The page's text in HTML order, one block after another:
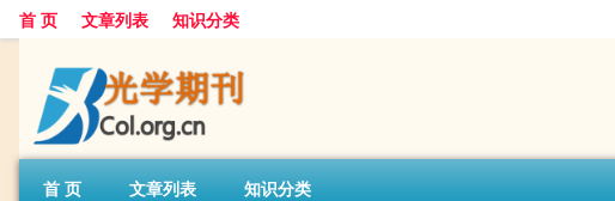
首 页 文章列表 知识分类
首 页 文章列表 知识分类